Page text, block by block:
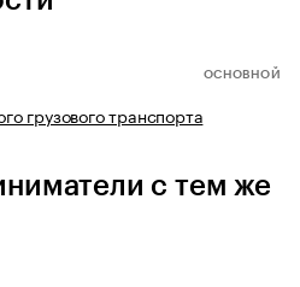
ОСНОВНОЙ
грузового транспорта
с тем же